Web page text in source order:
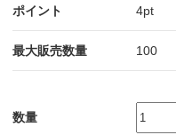
ポイント 4pt
最大販売数量 100
数量